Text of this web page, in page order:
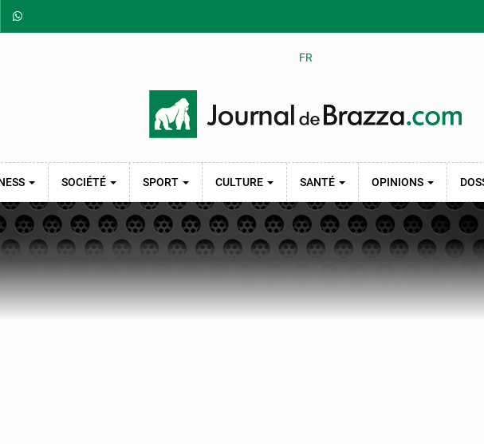
FR
SOCIÉTÉ SPORT CULTURE SANTÉ OPINIONS